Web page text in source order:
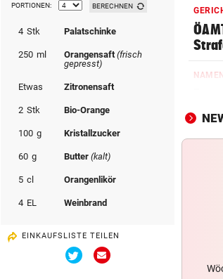
PORTIONEN: BERECHNEN
4 Stk Palatschinke
250 ml Orangensaft(frisch
gepresst)
Etwas Zitronensaft
2 Stk Bio-Orange
100 g Kristallzucker
60 g Butter(kalt)
5 cl Orangenlikör
4 EL Weinbrand
EINKAUFSLISTE TEILEN
Via
Twitter
Via
Email